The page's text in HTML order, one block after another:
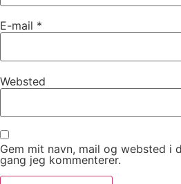
E-mail *
Websted
Gem mit navn, mail og websted i
gang jeg kommenterer.